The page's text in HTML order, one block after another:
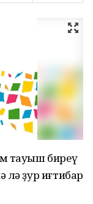
тауыш биреү
лә ҙур иғтибар